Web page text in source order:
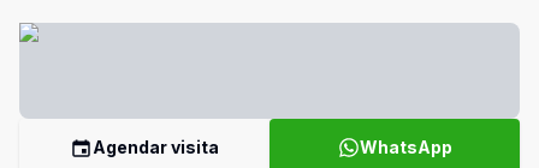
Agendar visita WhatsApp